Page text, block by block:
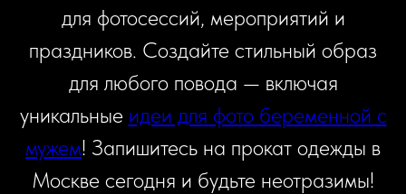
для фотосессий, мероприятий и
праздников. Создайте стильный образ
для любого повода — включая
уникальные идеи для фото беременной с
мужем! Запишитесь на прокат одежды в
Москве сегодня и будьте неотразимы!